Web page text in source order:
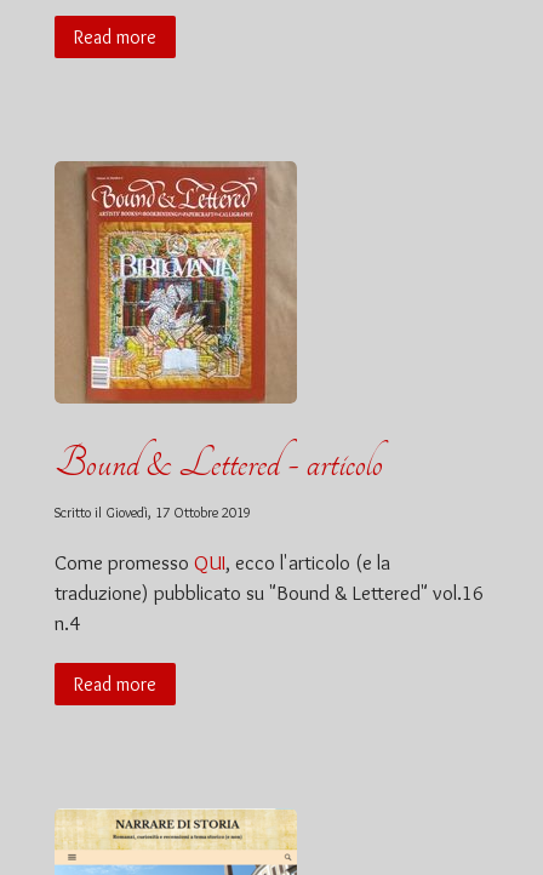
Read more
Bound & Lettered - articolo
Scritto il Giovedì, 17 Ottobre 2019
Come promesso QUI, ecco l'articolo (e la
traduzione) pubblicato su "Bound & Lettered" vol.16
n.4
Read more